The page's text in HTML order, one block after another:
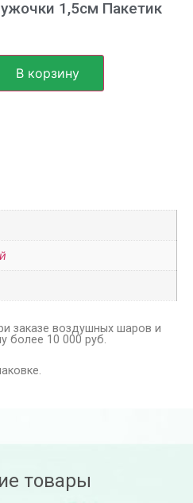
1,5см Пакетик
В корзину
заказе воздушных шаров и
более 10 000 руб.
товары